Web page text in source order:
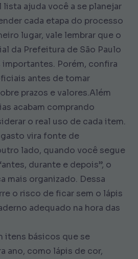
ajuda você a se planejar
cada etapa do processo
lugar, vale lembrar que o
da Prefeitura de São Paulo
Porém, confira
antes de tomar
prazos e valores.Além
acabam comprando
o real uso de cada item.
vira fonte de
lado, quando você segue
durante e depois”, o
mais organizado. Dessa
o risco de ficar sem o lápis
adequado na hora das
itens básicos que se
ano, como lápis de cor,